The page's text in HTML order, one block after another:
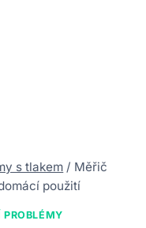
s tlakem / Měřič
použití
PROBLÉMY